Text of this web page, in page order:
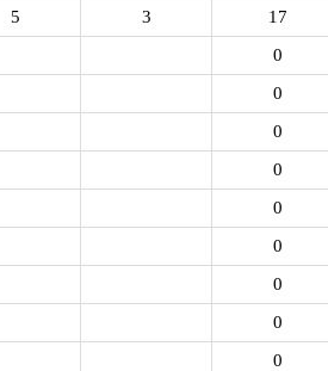
5 3 17
0
0
0
0
0
0
0
0
0